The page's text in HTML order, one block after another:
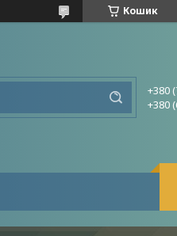
Кошик
+380
+380